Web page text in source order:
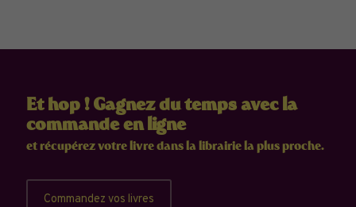
Et hop ! Gagnez du temps avec la
commande en ligne
et récupérez votre livre dans la librairie la plus proche.
Commandez vos livres